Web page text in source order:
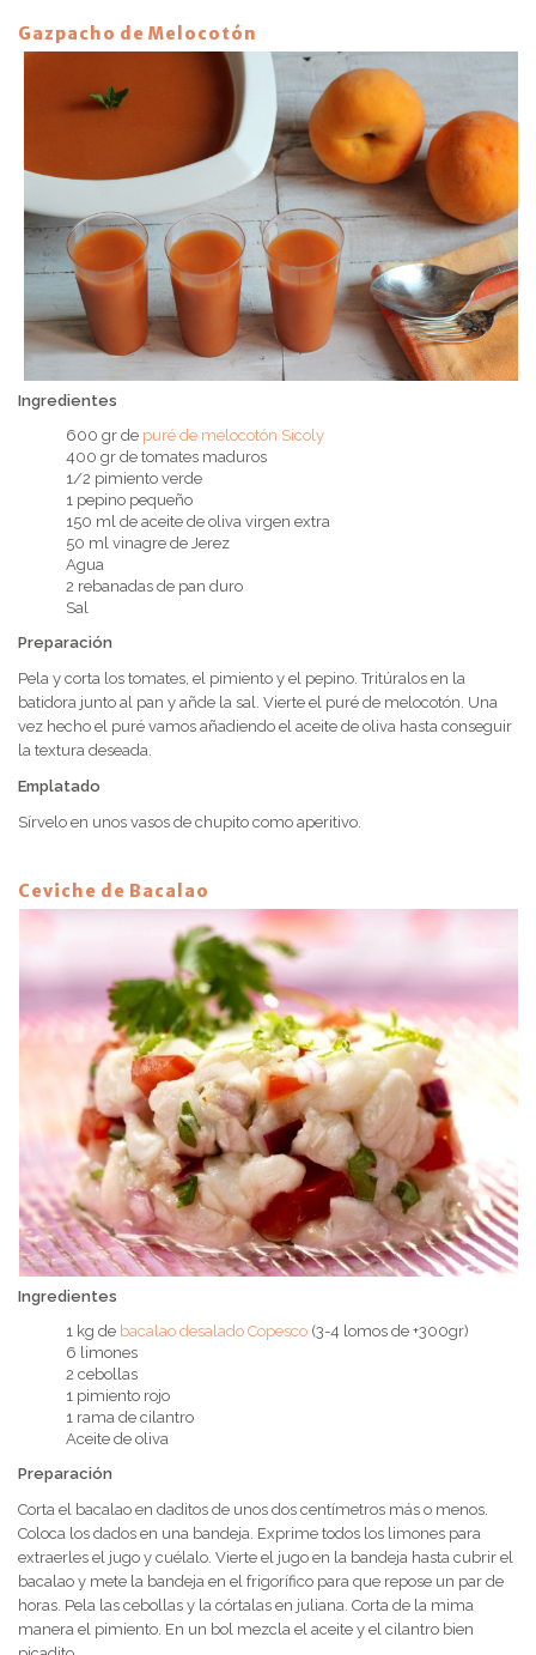
Gazpacho de Melocotón
Ingredientes
600 gr de puré de melocotón Sicoly
400 gr de tomates maduros
1/2 pimiento verde
1 pepino pequeño
150 ml de aceite de oliva virgen extra
50 ml vinagre de Jerez
Agua
2 rebanadas de pan duro
Sal
Preparación
Pela y corta los tomates, el pimiento y el pepino. Tritúralos en la
batidora junto al pan y añde la sal. Vierte el puré de melocotón. Una
vez hecho el puré vamos añadiendo el aceite de oliva hasta conseguir
la textura deseada.
Emplatado
Sírvelo en unos vasos de chupito como aperitivo.
Ceviche de Bacalao
Ingredientes
1 kg de bacalao desalado Copesco (3-4 lomos de +300gr)
6 limones
2 cebollas
1 pimiento rojo
1 rama de cilantro
Aceite de oliva
Preparación
Corta el bacalao en daditos de unos dos centímetros más o menos.
Coloca los dados en una bandeja. Exprime todos los limones para
extraerles el jugo y cuélalo. Vierte el jugo en la bandeja hasta cubrir el
bacalao y mete la bandeja en el frigorífico para que repose un par de
horas. Pela las cebollas y la córtalas en juliana. Corta de la mima
manera el pimiento. En un bol mezcla el aceite y el cilantro bien